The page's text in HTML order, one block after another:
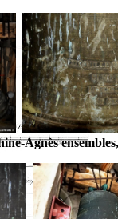
Agnès